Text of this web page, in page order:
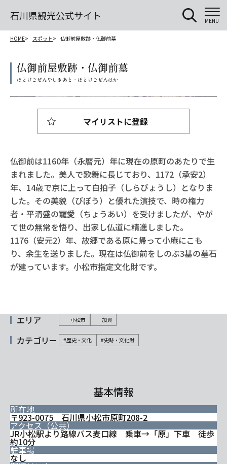
石川県観光公式サイト MENU
HOME スポット 仏御前屋敷跡・仏御前墓
仏御前屋敷跡・仏御前墓
仏御前は1160年（永暦元）年に現在の原町のあたりで生
まれました。美人で歌舞に長じており、1172（承安2）
年、14歳で京に上って白拍子（しらびょうし）となりま
した。その美貌（びぼう）と優れた演技で、時の権力
者・平清盛の寵愛（ちょうあい）を受けましたが、やが
て世の無常を悟り、出家し仏道に精進しました。
1176（安元2）年、故郷である原に帰って小庵にこも
り、余生を送りました。現在は仏御前をしのぶ3基の墓石
が建っています。小松市指定文化財です。
マイリストに登録
エリア 小松市 加賀
カテゴリー #歴史・文化 #史跡・文化財
基本情報
所在地
〒923-0075 石川県小松市原町208-2
アクセス（公共）
JR小松駅より路線バス麦口線 乗車→「原」下車 徒歩
約10分
駐車場
なし